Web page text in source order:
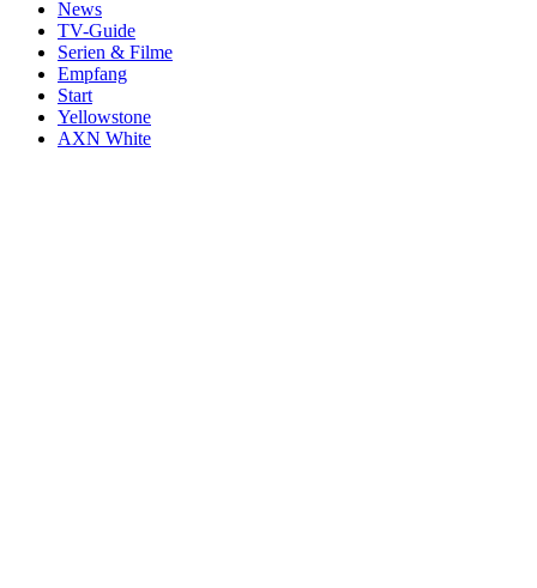
News
TV-Guide
Serien & Filme
Empfang
Start
Yellowstone
AXN White